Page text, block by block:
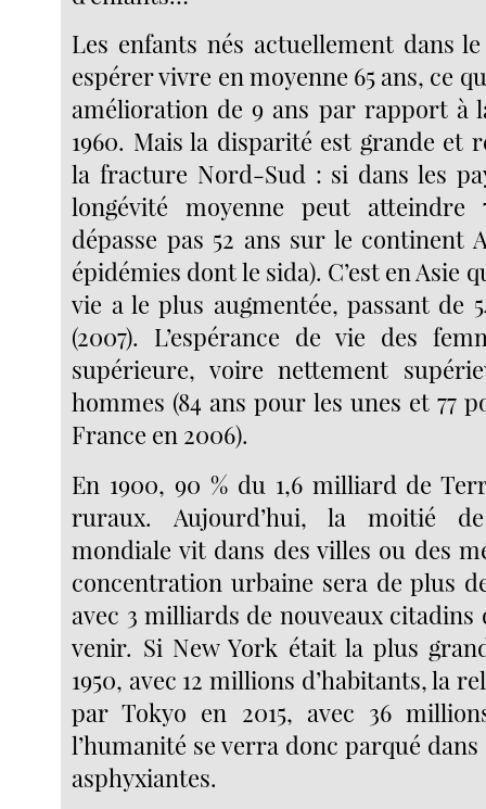
Les enfants nés actuellement dans
espérer vivre en moyenne 65 ans, ce
amélioration de 9 ans par rapport à
1960. Mais la disparité est grande et
la fracture Nord-Sud : si dans les
longévité moyenne peut
dépasse pas 52 ans sur le continent
épidémies dont le sida). C’est en Asie
vie a le plus augmentée, passant de
(2007). L’espérance de vie des
supérieure, voire nettement
hommes (84 ans pour les unes et 77
France en 2006).
En 1900, 90 % du 1,6 milliard de
ruraux. Aujourd’hui, la moitié
mondiale vit dans des villes ou des
concentration urbaine sera de plus
avec 3 milliards de nouveaux citadins
venir. Si New York était la plus
1950, avec 12 millions d’habitants, la
par Tokyo en 2015, avec 36
l’humanité se verra donc parqué
asphyxiantes.